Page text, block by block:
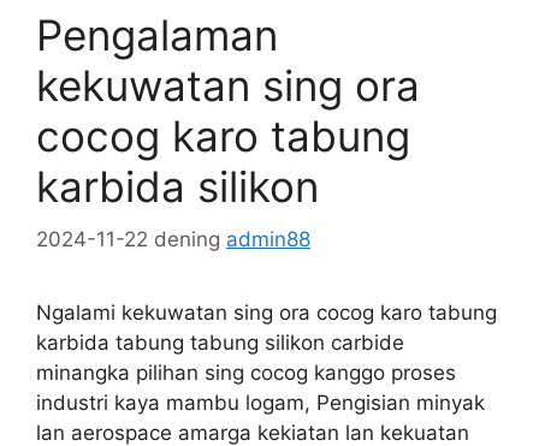
Pengalaman
kekuwatan sing ora
cocog karo tabung
karbida silikon
2024-11-22 dening admin88
Ngalami kekuwatan sing ora cocog karo tabung
karbida tabung tabung silikon carbide
minangka pilihan sing cocog kanggo proses
industri kaya mambu logam, Pengisian minyak
lan aerospace amarga kekiatan lan kekuatan